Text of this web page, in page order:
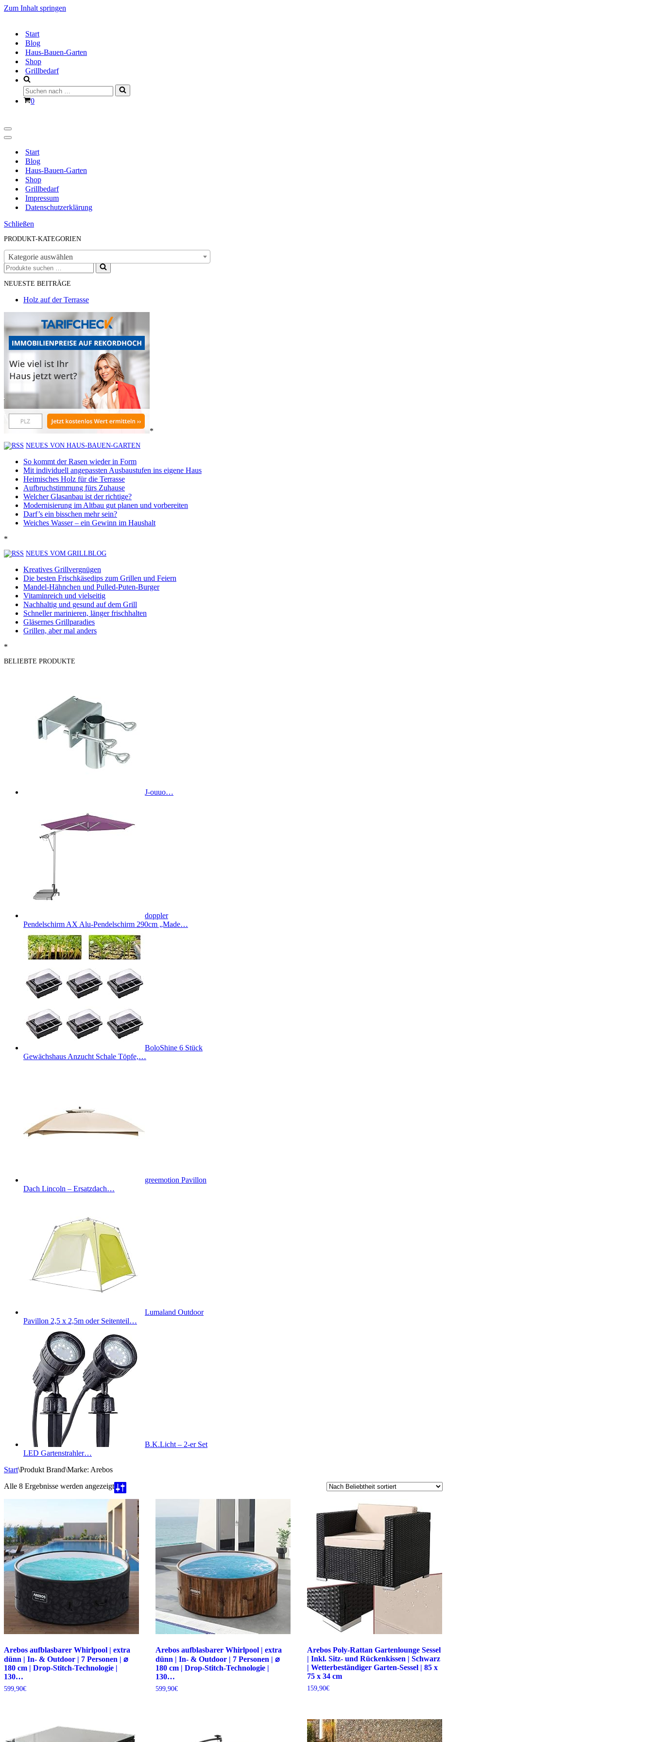
Zum Inhalt springen
Start
Blog
Haus-Bauen-Garten
Shop
Grillbedarf
Suchen
nach …
Warenkorb
0
Navigationsmenü
Navigationsmenü
Start
Blog
Haus-Bauen-Garten
Shop
Grillbedarf
Impressum
Datenschutzerklärung
Schließen
PRODUKT-KATEGORIEN
Kategorie auswählen
Suchen
nach …
NEUESTE BEITRÄGE
Holz auf der Terrasse
*
NEUES VON HAUS-BAUEN-GARTEN
So kommt der Rasen wieder in Form
Mit individuell angepassten Ausbaustufen ins eigene Haus
Heimisches Holz für die Terrasse
Aufbruchstimmung fürs Zuhause
Welcher Glasanbau ist der richtige?
Modernisierung im Altbau gut planen und vorbereiten
Darf’s ein bisschen mehr sein?
Weiches Wasser – ein Gewinn im Haushalt
*
NEUES VOM GRILLBLOG
Kreatives Grillvergnügen
Die besten Frischkäsedips zum Grillen und Feiern
Mandel-Hähnchen und Pulled-Puten-Burger
Vitaminreich und vielseitig
Nachhaltig und gesund auf dem Grill
Schneller marinieren, länger frischhalten
Gläsernes Grillparadies
Grillen, aber mal anders
*
BELIEBTE PRODUKTE
J-ouuo…
doppler
Pendelschirm AX Alu-Pendelschirm 290cm „Made…
BoloShine 6 Stück
Gewächshaus Anzucht Schale Töpfe,…
greemotion Pavillon
Dach Lincoln – Ersatzdach…
Lumaland Outdoor
Pavillon 2,5 x 2,5m oder Seitenteil…
B.K.Licht – 2-er Set
LED Gartenstrahler…
Start\Produkt Brand\Marke: Arebos
Alle 8 Ergebnisse werden angezeigtNach
Beliebtheit
sortiert
Arebos aufblasbarer Whirlpool | extra
dünn | In- & Outdoor | 7 Personen | ⌀
180 cm | Drop-Stitch-Technologie |
130…
599,90€
Arebos aufblasbarer Whirlpool | extra
dünn | In- & Outdoor | 7 Personen | ⌀
180 cm | Drop-Stitch-Technologie |
130…
599,90€
Arebos Poly-Rattan Gartenlounge Sessel
| Inkl. Sitz- und Rückenkissen | Schwarz
| Wetterbeständiger Garten-Sessel | 85 x
75 x 34 cm
159,90€